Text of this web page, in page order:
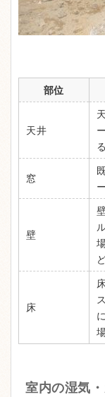
部位
天井
窓
壁
床
室内の湿気